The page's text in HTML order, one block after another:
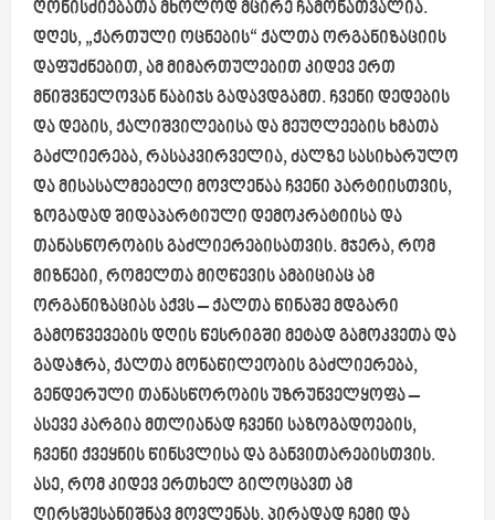
ღონისძიებათა მხოლოდ მცირე ჩამონათვალია.
დღეს, „ქართული ოცნების“ ქალთა ორგანიზაციის
დაფუძნებით, ამ მიმართულებით კიდევ ერთ
მნიშვნელოვან ნაბიჯს გადავდგამთ. ჩვენი დედების
და დების,ქალიშვილებისადა მეუღლეების ხმათა
გაძლიერება, რასაკვირველია, ძალზე სასიხარულო
და მისასალმებელი მოვლენაა ჩვენი პარტიისთვის,
ზოგადად შიდაპარტიული დემოკრატიისა და
თანასწორობის გაძლიერებისათვის. მჯერა, რომ
მიზნები, რომელთა მიღწევის ამბიციაც ამ
ორგანიზაციას აქვს – ქალთა წინაშე მდგარი
გამოწვევების დღის წესრიგში მეტად გამოკვეთა და
გადაჭრა, ქალთა მონაწილეობის გაძლიერება,
გენდერული თანასწორობის უზრუნველყოფა –
ასევე კარგია მთლიანად ჩვენი საზოგადოების,
ჩვენი ქვეყნის წინსვლისა და განვითარებისთვის.
ასე, რომ კიდევ ერთხელ გილოცავთ ამ
ღირსშესანიშნავ მოვლენას. პირადად ჩემი და